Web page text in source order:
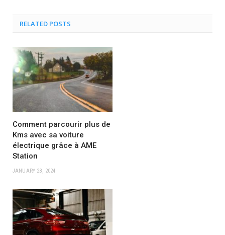
RELATED POSTS
Comment parcourir plus de
Kms avec sa voiture
électrique grâce à AME
Station
JANUARY 28, 2024